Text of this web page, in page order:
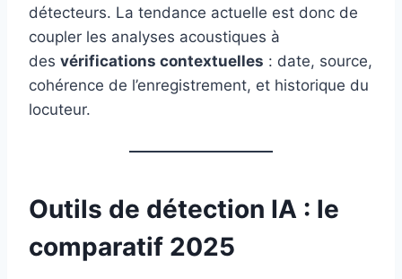
détecteurs. La tendance actuelle est donc de
coupler les analyses acoustiques à
des vérifications contextuelles : date, source,
cohérence de l’enregistrement, et historique du
locuteur.
Outils de détection IA : le
comparatif 2025